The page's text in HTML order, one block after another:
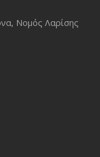
Νομός Λαρίσης